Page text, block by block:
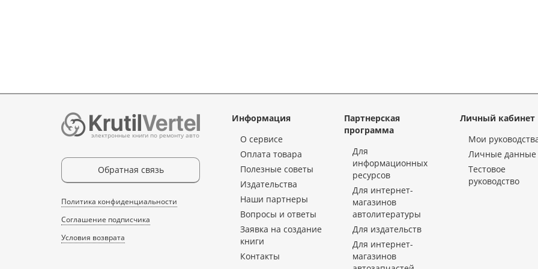
электронные книги по ремонту авто
Обратная связь
Политика конфиденциальности
Соглашение подписчика
Условия возврата
Информация
О сервисе
Оплата товара
Полезные советы
Издательства
Наши партнеры
Вопросы и ответы
Заявка на создание
книги
Контакты
Партнерская
программа
Для
информационных
ресурсов
Для интернет-
магазинов
автолитературы
Для издательств
Для интернет-
магазинов
Личный кабинет
Мои
Личные данные
Тестовое
руководство